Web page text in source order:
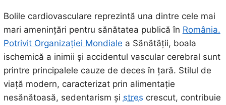
Bolile cardiovasculare reprezintă una dintre cele mai
mari amenințări pentru sănătatea publică în România.
Potrivit Organizației Mondiale a Sănătății, boala
ischemică a inimii și accidentul vascular cerebral sunt
printre principalele cauze de deces în țară. Stilul de
viață modern, caracterizat prin alimentație
nesănătoasă, sedentarism și stres crescut, contribuie